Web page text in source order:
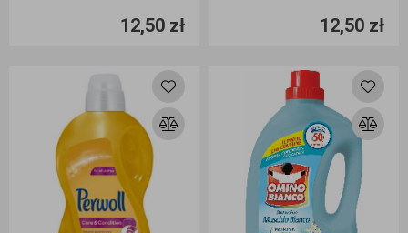
12,50 zł 12,50 zł